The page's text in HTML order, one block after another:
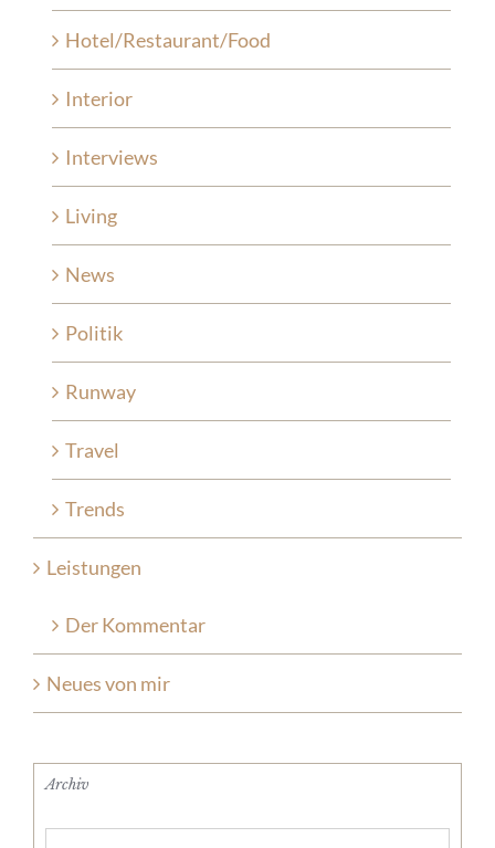
Hotel/Restaurant/Food
Interior
Interviews
Living
News
Politik
Runway
Travel
Trends
Leistungen
Der Kommentar
Neues von mir
Archiv